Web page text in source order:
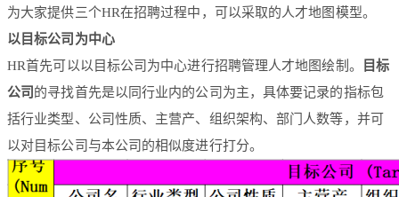
为大家提供三个HR在招聘过程中，可以采取的人才地图模型。
以目标公司为中心
HR首先可以以目标公司为中心进行招聘管理人才地图绘制。
目标
公司 的寻找首先是以同行业内的公司为主，具体要记录的指标包
括行业类型、公司性质、主营产、组织架构、部门人数等，并可
以对目标公司与本公司的相似度进行打分。